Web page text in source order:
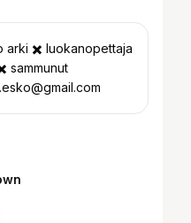
arki ✖️ luokanopettaja
sammunut